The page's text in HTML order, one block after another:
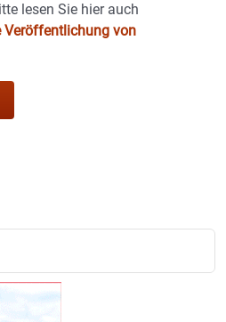
lesen Sie hier auch
Veröffentlichung von